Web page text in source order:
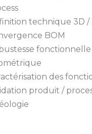
technique 3D /
BOM
des
produit /